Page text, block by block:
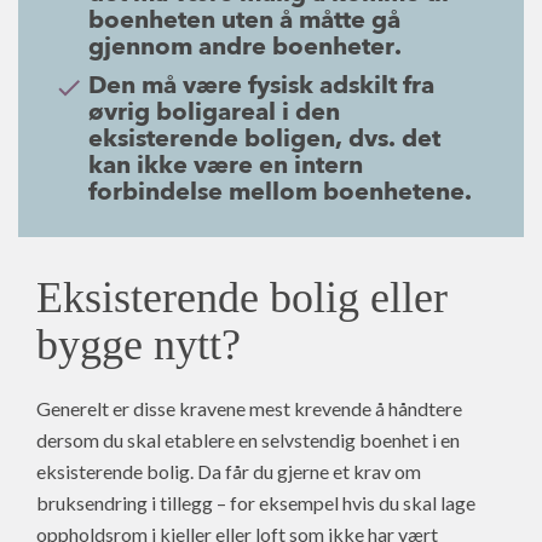
boenheten uten å måtte gå
gjennom andre boenheter.
Den må være fysisk adskilt fra
øvrig boligareal i den
eksisterende boligen, dvs. det
kan ikke være en intern
forbindelse mellom boenhetene.
Eksisterende bolig eller
bygge nytt?
Generelt er disse kravene mest krevende å håndtere
dersom du skal etablere en selvstendig boenhet i en
eksisterende bolig. Da får du gjerne et krav om
bruksendring i tillegg – for eksempel hvis du skal lage
oppholdsrom i kjeller eller loft som ikke har vært